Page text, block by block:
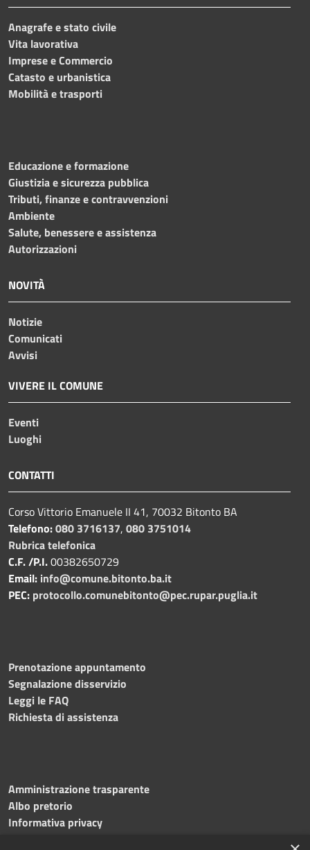
Anagrafe e stato civile
Vita lavorativa
Imprese e Commercio
Catasto e urbanistica
Mobilità e trasporti
Educazione e formazione
Giustizia e sicurezza pubblica
Tributi, finanze e contravvenzioni
Ambiente
Salute, benessere e assistenza
Autorizzazioni
NOVITÀ
Notizie
Comunicati
Avvisi
VIVERE IL COMUNE
Eventi
Luoghi
CONTATTI
Corso Vittorio Emanuele II 41, 70032 Bitonto BA
Telefono:080 3716137, 080 3751014
Rubrica telefonica
C.F. /P.I.00382650729
Email: info@comune.bitonto.ba.it
PEC: protocollo.comunebitonto@pec.rupar.puglia.it
Prenotazione appuntamento
Segnalazione disservizio
Leggi le FAQ
Richiesta di assistenza
Amministrazione trasparente
Albo pretorio
Informativa privacy